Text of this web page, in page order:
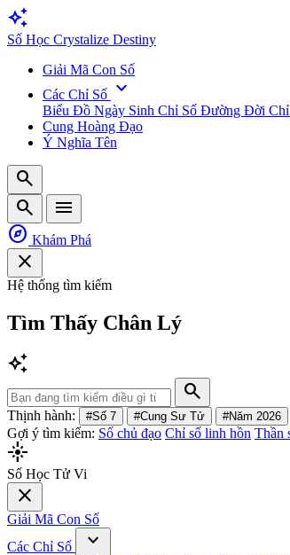
auto_awesome
Số Học Crystalize Destiny
Giải Mã Con Số
Các Chỉ Số expand_more
Biểu Đồ Ngày Sinh Chỉ Số Đường Đời
Cung Hoàng Đạo
Ý Nghĩa Tên
search
search
menu
explore Khám Phá
close
Hệ thống tìm kiếm
Tìm Thấy Chân Lý
auto_awesome
search
Thịnh hành: #Số 7 #Cung Sư Tử #Năm 2026
Gợi ý tìm kiếm: Số chủ đạo Chỉ số linh hồn Thần
flare
Số Học Tử Vi
close
Giải Mã Con Số
Các Chỉ Số
expand_more